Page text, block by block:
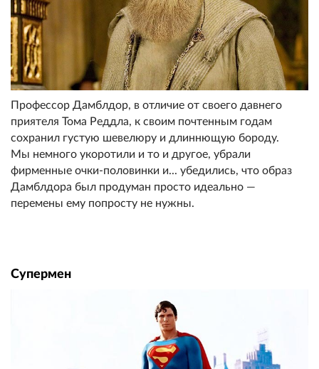
Профессор Дамблдор, в отличие от своего давнего
приятеля Тома Реддла, к своим почтенным годам
сохранил густую шевелюру и длиннющую бороду.
Мы немного укоротили и то и другое, убрали
фирменные очки-половинки и... убедились, что образ
Дамблдора был продуман просто идеально —
перемены ему попросту не нужны.
Супермен